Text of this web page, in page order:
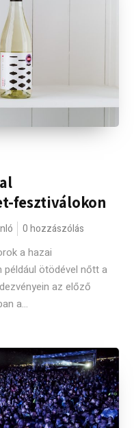
fesztiválokon
0 hozzászólás
a hazai
például ötödével nőtt a
az előző
a...